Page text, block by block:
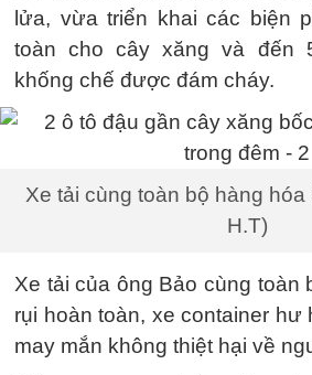
lửa, vừa triển khai các biện
toàn cho cây xăng và đến
khống chế được đám cháy.
Xe tải cùng toàn bộ hàng hóa
H.T)
Xe tải của ông Bảo cùng toàn
rụi hoàn toàn, xe container hư
may mắn không thiệt hại về